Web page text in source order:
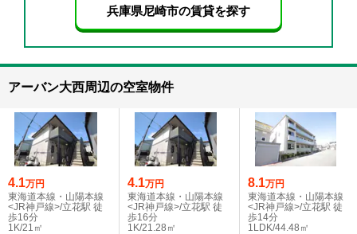
兵庫県尼崎市の賃貸を探す
アーバン大西周辺の空室物件
4.1万円
東海道本線・山陽本線
<JR神戸線>/立花駅 徒
歩16分
1K/21㎡
4.1万円
東海道本線・山陽本線
<JR神戸線>/立花駅 徒
歩16分
1K/21.28㎡
8.1万円
東海道本線・山陽本線
<JR神戸線>/立花駅 徒
歩14分
1LDK/44.48㎡